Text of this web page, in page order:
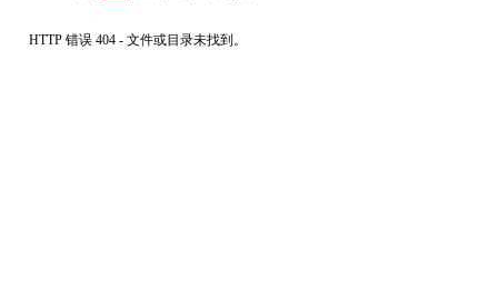
HTTP 错误 404 - 文件或目录未找到。